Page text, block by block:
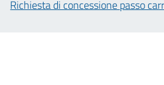
Richiesta di concessione passo